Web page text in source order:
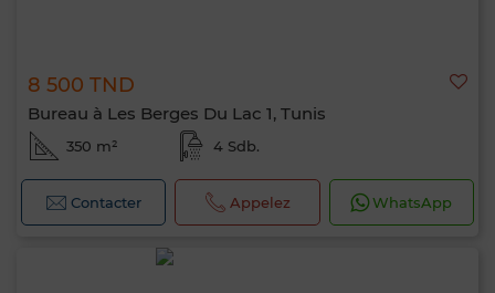
8 500 TND
Bureau à Les Berges Du Lac 1, Tunis
350 m² 4 Sdb.
Contacter Appelez WhatsApp